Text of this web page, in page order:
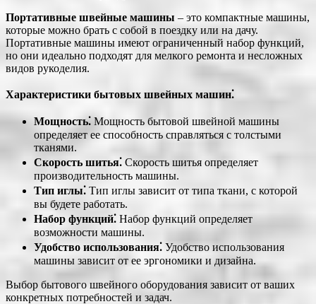
Портативные швейные машины – это компактные машины,
которые можно брать с собой в поездку или на дачу.
Портативные машины имеют ограниченный набор функций,
но они идеально подходят для мелкого ремонта и несложных
видов рукоделия.
Характеристики бытовых швейных машин⁚
Мощность⁚ Мощность бытовой швейной машины
определяет ее способность справляться с толстыми
тканями.
Скорость шитья⁚ Скорость шитья определяет
производительность машины.
Тип иглы⁚ Тип иглы зависит от типа ткани, с которой
вы будете работать.
Набор функций⁚ Набор функций определяет
возможности машины.
Удобство использования⁚ Удобство использования
машины зависит от ее эргономики и дизайна.
Выбор бытового швейного оборудования зависит от ваших
конкретных потребностей и задач.